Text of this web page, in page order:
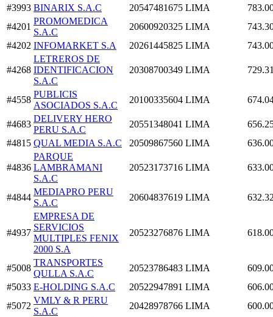
#3993 BINARIX S.A.C 20547481675 LIMA
#4201
PROMOMEDICA
S.A.C
20600920325 LIMA
#4202 INFOMARKET S.A 20261445825 LIMA
#4268
LETREROS DE
IDENTIFICACION
S.A.C
20308700349 LIMA
#4558
PUBLICIS
ASOCIADOS S.A.C
20100335604 LIMA
#4683
DELIVERY HERO
PERU S.A.C
20551348041 LIMA
#4815 QUAL MEDIA S.A.C 20509867560 LIMA
#4836
PARQUE
LAMBRAMANI
S.A.C
20523173716 LIMA
#4844
MEDIAPRO PERU
S.A.C
20604837619 LIMA
#4937
EMPRESA DE
SERVICIOS
MULTIPLES FENIX
2000 S.A
20523276876 LIMA
#5008
TRANSPORTES
QULLA S.A.C
20523786483 LIMA
#5033 E-HOLDING S.A.C 20522947891 LIMA
#5072
VMLY & R PERU
S.A.C
20428978766 LIMA